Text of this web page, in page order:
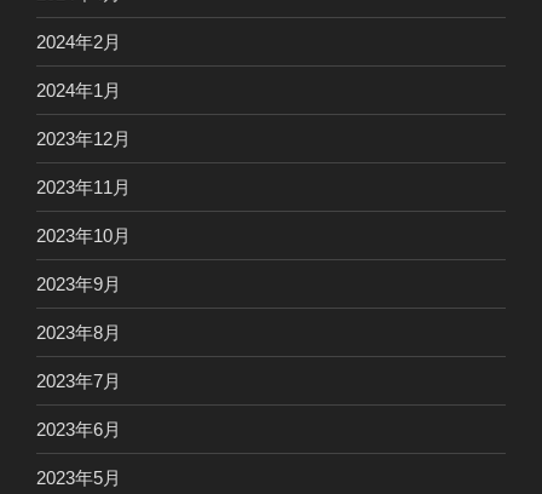
2024年2月
2024年1月
2023年12月
2023年11月
2023年10月
2023年9月
2023年8月
2023年7月
2023年6月
2023年5月